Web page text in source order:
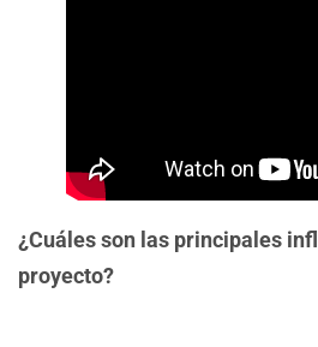
¿Cuáles son las principales
proyecto?